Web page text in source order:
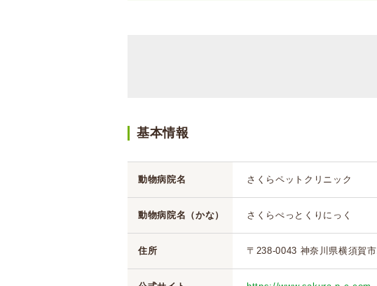
基本情報
動物病院名 さくらペットクリニック
動物病院名（かな） さくらぺっとくりにっく
住所 〒238-0043 神奈川県横須賀